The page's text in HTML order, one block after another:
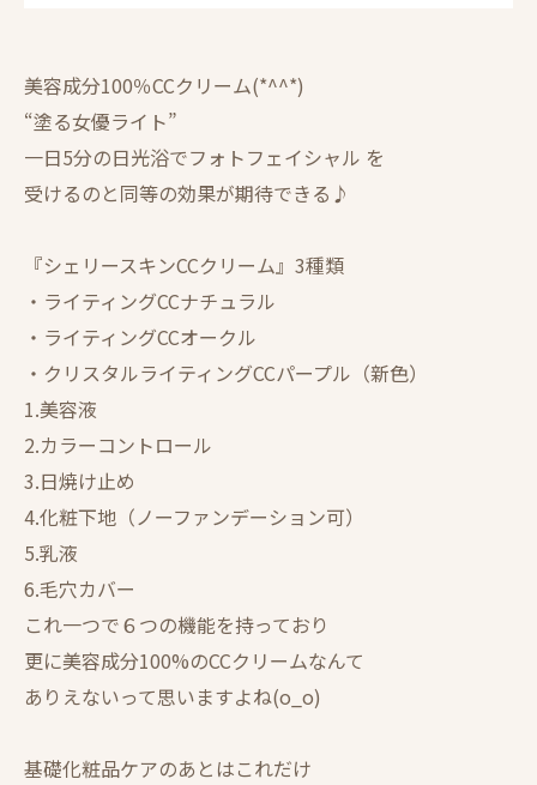
美容成分100％CCクリーム(*^^*)
“塗る女優ライト”
一日5分の日光浴でフォトフェイシャル を
受けるのと同等の効果が期待できる♪
『シェリースキンCCクリーム』3種類
・ライティングCCナチュラル
・ライティングCCオークル
・クリスタルライティングCCパープル（新色）
1.美容液
2.カラーコントロール
3.日焼け止め
4.化粧下地（ノーファンデーション可）
5.乳液
6.毛穴カバー
これ一つで６つの機能を持っており
更に美容成分100%のCCクリームなんて
ありえないって思いますよね(o_o)
基礎化粧品ケアのあとはこれだけ